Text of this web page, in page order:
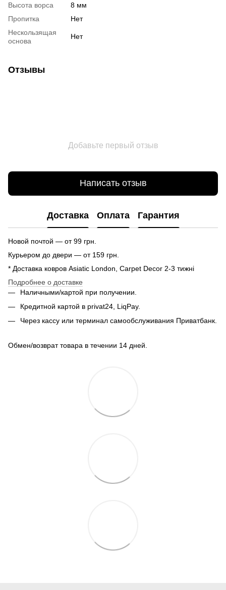
Высота ворса
8 мм
Пропитка
Нет
Нескользящая
основа
Нет
Отзывы
Добавьте первый отзыв
Написать отзыв
Доставка Оплата Гарантия
Новой почтой — от 99 грн.
Курьером до двери — от 159 грн.
* Доставка ковров Asiatic London, Carpet Decor 2-3 тижні
Подробнее о доставке
Наличными/картой при получении.
Кредитной картой в privat24, LiqPay.
Через кассу или терминал самообслуживания Приватбанк.
Обмен/возврат товара в течении 14 дней.